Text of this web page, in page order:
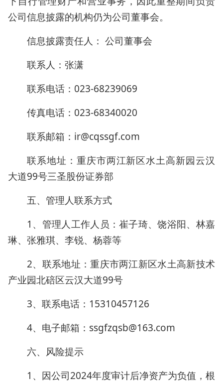
公司信息披露的机构仍为公司董事会。
信息披露责任人： 公司董事会
联系人：张潇
联系电话：023-68239069
传真电话：023-68340020
联系邮箱：ir@cqssgf.com
联系地址：重庆市两江新区水土高新园云汉
大道99号三圣股份证券部
五、管理人联系方式
1、管理人工作人员：崔子琦、饶浴阳、林嘉
琳、张雅琪、李锐、杨蓉等
2、联系地址：重庆市两江新区水土高新技术
产业园北碚区云汉大道99号
3、联系电话：15310457126
4、电子邮箱：ssgfzqsb@163.com
六、风险提示
1、因公司2024年度审计后净资产为负值，根